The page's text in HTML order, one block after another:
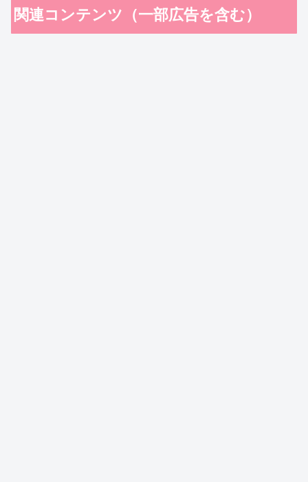
関連コンテンツ（一部広告を含む）